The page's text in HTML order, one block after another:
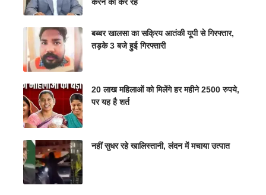
बब्बर खालसा का सक्रिय आतंकी यूपी से गिरफ्तार,
तड़के 3 बजे हुई गिरफ्तारी
20 लाख महिलाओं को मिलेंगे हर महीने 2500 रुपये,
पर यह है शर्त
नहीं सुधर रहे खालिस्तानी, लंदन में मचाया उत्पात